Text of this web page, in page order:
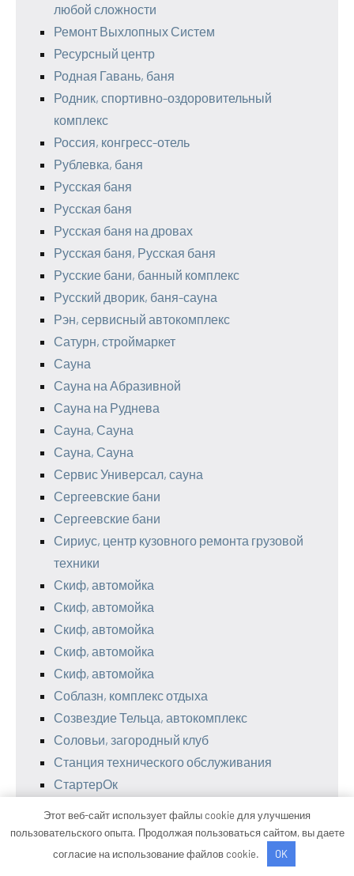
любой сложности
Ремонт Выхлопных Систем
Ресурсный центр
Родная Гавань, баня
Родник, спортивно-оздоровительный
комплекс
Россия, конгресс-отель
Рублевка, баня
Русская баня
Русская баня
Русская баня на дровах
Русская баня, Русская баня
Русские бани, банный комплекс
Русский дворик, баня-сауна
Рэн, сервисный автокомплекс
Сатурн, строймаркет
Сауна
Сауна на Абразивной
Сауна на Руднева
Сауна, Сауна
Сауна, Сауна
Сервис Универсал, сауна
Сергеевские бани
Сергеевские бани
Сириус, центр кузовного ремонта грузовой
техники
Скиф, автомойка
Скиф, автомойка
Скиф, автомойка
Скиф, автомойка
Скиф, автомойка
Соблазн, комплекс отдыха
Созвездие Тельца, автокомплекс
Соловьи, загородный клуб
Станция технического обслуживания
СтартерОк
Статус-м, автомойка
СтеклоДом, сеть фирменных офисов продаж
Этот веб-сайт использует файлы cookie для улучшения
пользовательского опыта. Продолжая пользоваться сайтом, вы даете
согласие на использование файлов cookie.
OK